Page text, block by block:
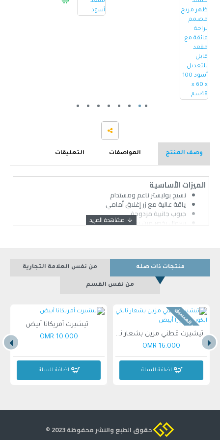
وصف المنتج المواصفات التعليقات
الميزات الأساسية
نسيج بوليستر ناعم ومستدام
ياقة عالية مع زر إغلاق أمامي
جيوب جانبية مزدوجة
سروال بخصر مرن يمنحك مقاسًا مريحًا
النموذج تقريبا. 188 سم ويرتدي مقاس M
منتجات ذات صله من نفس العلامة التجارية
من نفس القسم
بالطلب المسبق
تيشيرت قطني مزين بشعار نايكي آيكون فوتورا أبيض
16.000 OMR
اضافة للسلة
تيشيرت أمريكانا أبيض
10.000 OMR
اضافة للسلة
حقوق الطبع والنشر محفوظة 2023 ©